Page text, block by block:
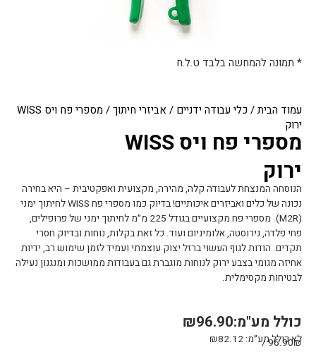
עמוד הבית/כלי עבודה ידניים / אביזרי חיתוך
/ מספרי פח ויס WISS
ירוק
מספרי פח ויס WISS
ירוק
הנוסחה המנצחת לעבודה קלה, מהירה, מקצועית ואפקטיבית – היא בחירה
נכונה של כלים ואביזרים איכותיים! בדיוק כמו מספרי פח WISS לחיתוך ימני
(M2R). מספרי פח מקצועיים בגודל 225 מ״מ לחיתוך ימני של פרופילים,
פחי פלדה, נירוסטה, אלומיניום ועוד. כל זאת בקלות, נוחות ובדיוק חסרי
תקדים. הודות לגוף העשוי ברזל יצוק עוצמתי ועמיד לזמן שימוש רב, ידיות
אחיזה מגומי בצבע ירוק לנוחות מוגברת גם בעבודות ממושכות ומנגנון נעילה
לבטיחות מקסימלית.
₪96.90כולל מע"מ:
לא כולל מע״מ: ₪82.12
96.90₪ /
* תמונה להמחשה בלבד ט.ל.ח